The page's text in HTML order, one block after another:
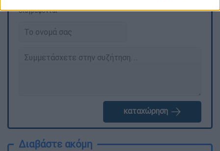
διαγράφονται
καταχώρηση
Διαβάστε ακόμη